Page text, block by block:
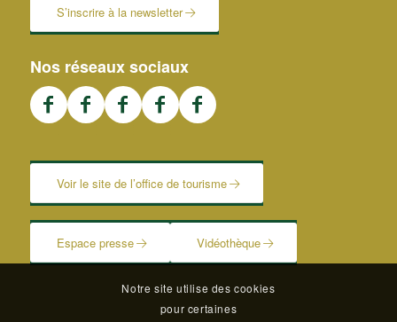
S’inscrire à la newsletter
Nos réseaux sociaux
Voir le site de l’office de tourisme
Espace presse Vidéothèque
Notre site utilise des cookies
pour certaines